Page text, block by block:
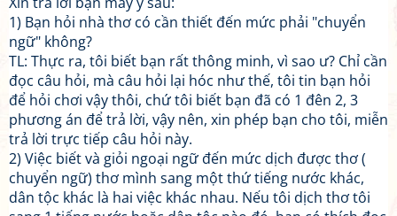
1) Bạn hỏi nhà thơ có cần thiết đến mức phải "chuyển
ngữ" không?
TL: Thực ra, tôi biết bạn rất thông minh, vì sao ư? Chỉ cần
đọc câu hỏi, mà câu hỏi lại hóc như thế, tôi tin bạn hỏi
để hỏi chơi vậy thôi, chứ tôi biết bạn đã có 1 đên 2, 3
phương án để trả lời, vậy nên, xin phép bạn cho tôi, miễn
trả lời trực tiếp câu hỏi này.
2) Việc biết và giỏi ngoại ngữ đến mức dịch được thơ (
chuyển ngữ) thơ mình sang một thứ tiếng nước khác,
dân tộc khác là hai việc khác nhau. Nếu tôi dịch thơ tôi